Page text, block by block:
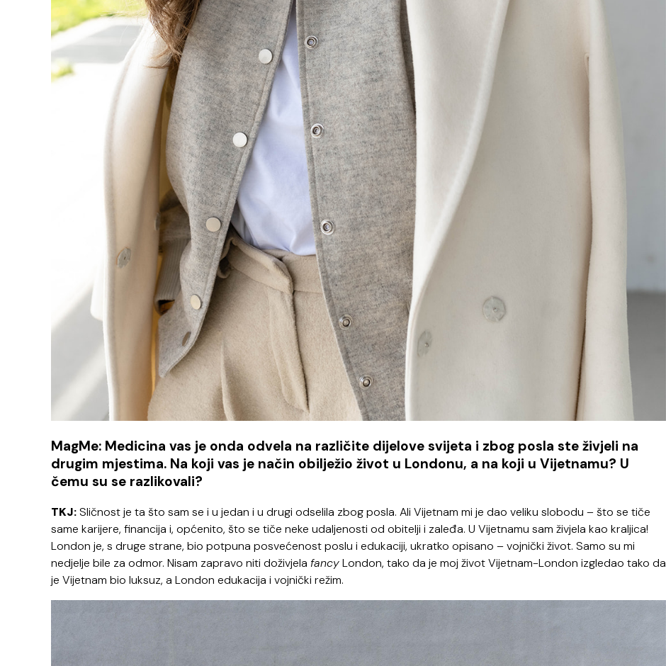
MagMe: Medicina vas je onda odvela na različite dijelove svijeta i zbog posla ste živjeli na
drugim mjestima. Na koji vas je način obilježio život u Londonu, a na koji u Vijetnamu? U
čemu su se razlikovali?
TKJ:Sličnost je ta što sam se i u jedan i u drugi odselila zbog posla. Ali Vijetnam mi je dao veliku slobodu – što se tiče
same karijere, financija i, općenito, što se tiče neke udaljenosti od obitelji i zaleđa. U Vijetnamu sam živjela kao kraljica!
London je, s druge strane, bio potpuna posvećenost poslu i edukaciji, ukratko opisano – vojnički život. Samo su mi
nedjelje bile za odmor. Nisam zapravo niti doživjela fancyLondon, tako da je moj život Vijetnam-London izgledao tako da
je Vijetnam bio luksuz, a London edukacija i vojnički režim.